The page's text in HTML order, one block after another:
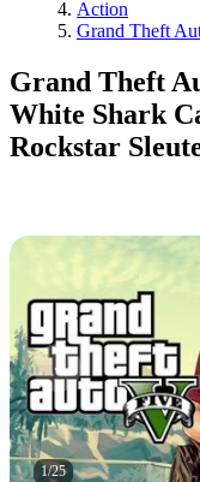
Action
Grand Theft
Grand Theft
White Shark
Rockstar
1/25